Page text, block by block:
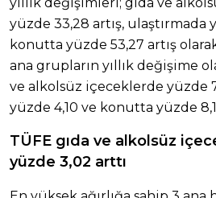
yüzde 33,28 artış, ulaştırmada
konutta yüzde 53,27 artış
ana grupların yıllık değişime
ve alkolsüz içeceklerde yüzde
yüzde 4,10 ve konutta yüzde
TÜFE gıda ve alkolsüz
yüzde 3,02 arttı